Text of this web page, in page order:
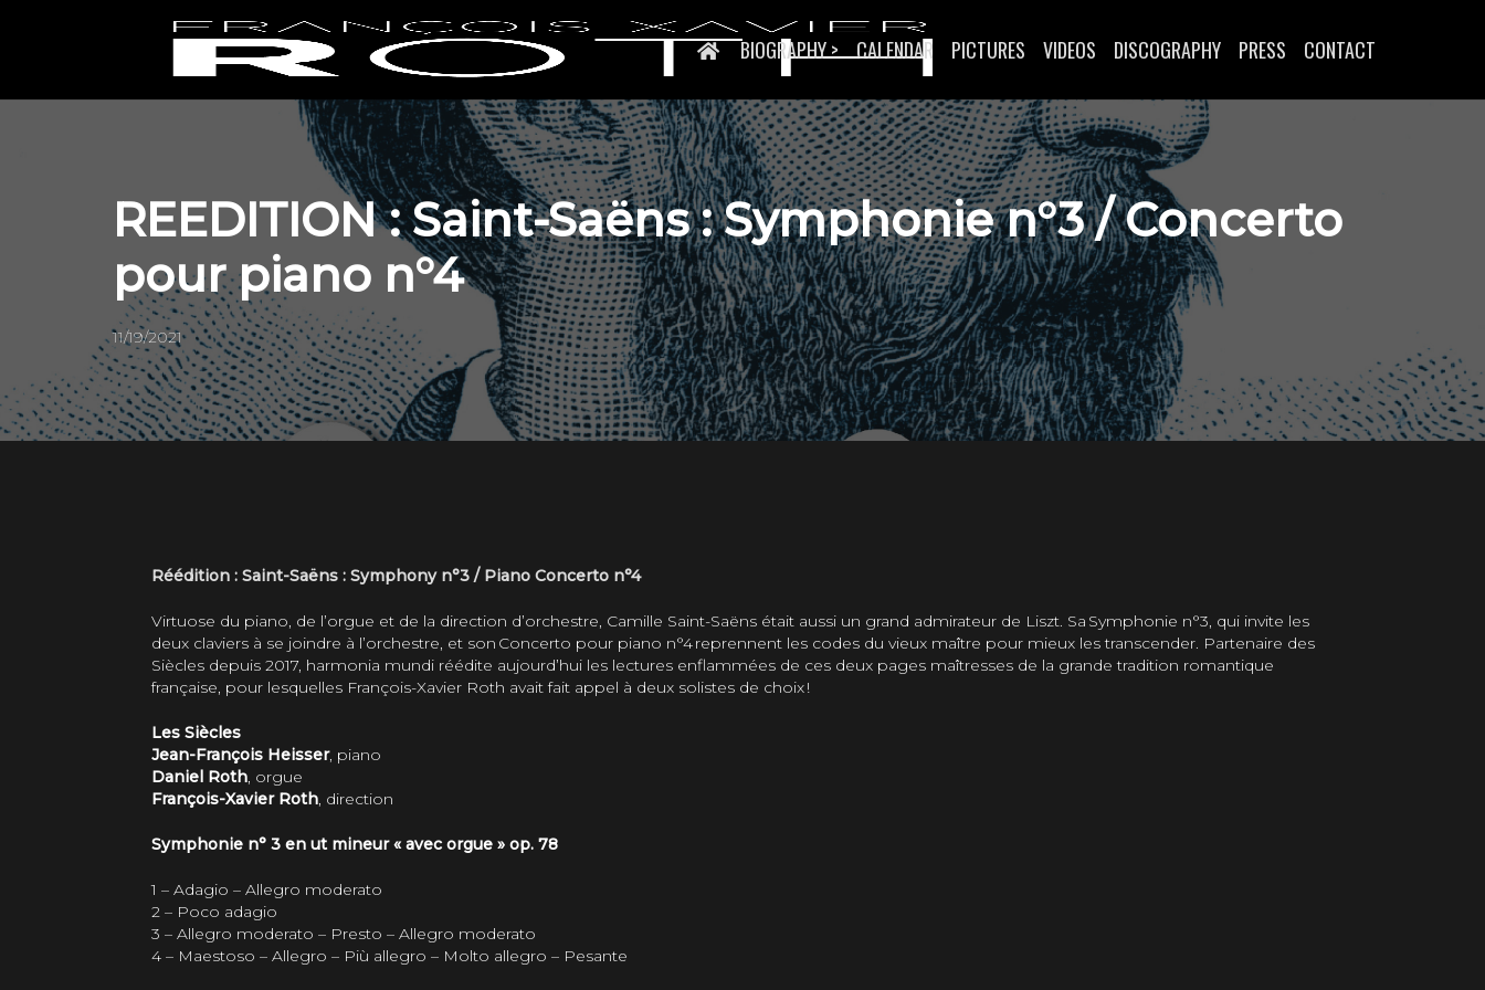
BIOGRAPHY > CALENDAR PICTURES VIDEOS DISCOGRAPHY PRESS CONTACT
REEDITION : Saint-Saëns : Symphonie n°3 / Concerto
pour piano n°4
11/19/2021
Réédition : Saint-Saëns : Symphony n°3 / Piano Concerto n°4
Virtuose du piano, de l’orgue et de la direction d’orchestre, Camille Saint-Saëns était aussi un grand admirateur de Liszt. Sa Symphonie n°3, qui invite les
deux claviers à se joindre à l’orchestre, et son Concerto pour piano n°4 reprennent les codes du vieux maître pour mieux les transcender. Partenaire des
Siècles depuis 2017, harmonia mundi réédite aujourd’hui les lectures enflammées de ces deux pages maîtresses de la grande tradition romantique
française, pour lesquelles François-Xavier Roth avait fait appel à deux solistes de choix !
Les Siècles
Jean-François Heisser, piano
Daniel Roth, orgue
François-Xavier Roth, direction
Symphonie n° 3 en ut mineur « avec orgue » op. 78
1 – Adagio – Allegro moderato
2 – Poco adagio
3 – Allegro moderato – Presto – Allegro moderato
4 – Maestoso – Allegro – Più allegro – Molto allegro – Pesante